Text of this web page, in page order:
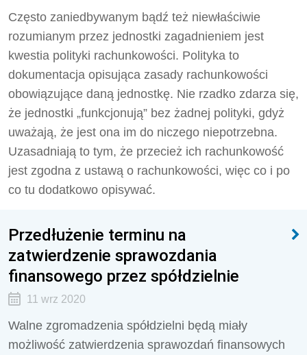
Często zaniedbywanym bądź też niewłaściwie
rozumianym przez jednostki zagadnieniem jest
kwestia polityki rachunkowości. Polityka to
dokumentacja opisująca zasady rachunkowości
obowiązujące daną jednostkę. Nie rzadko zdarza się,
że jednostki „funkcjonują” bez żadnej polityki, gdyż
uważają, że jest ona im do niczego niepotrzebna.
Uzasadniają to tym, że przecież ich rachunkowość
jest zgodna z ustawą o rachunkowości, więc co i po
co tu dodatkowo opisywać.
Przedłużenie terminu na
zatwierdzenie sprawozdania
finansowego przez spółdzielnie
11 wrz 2020
Walne zgromadzenia spółdzielni będą miały
możliwość zatwierdzenia sprawozdań finansowych